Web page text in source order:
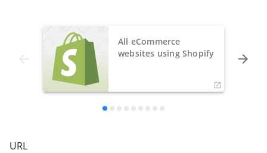
All eCommerce
websites using Shopify
URL